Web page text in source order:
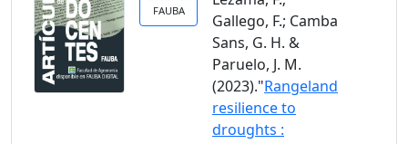
FAUBA
Gallego, F.; Camba
Sans, G. H. &
Paruelo, J. M.
(2023)."Rangeland
resilience to
droughts :